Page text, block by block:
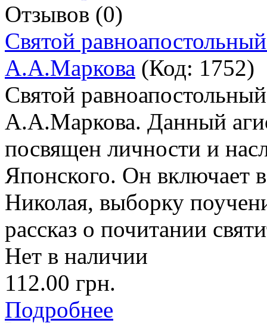
Отзывов (0)
Святой
А.А.Маркова (Код: 1752)
Святой
А.А.Маркова. Данный
посвящен личности и
Японского. Он включает
Николая, выборку
рассказ о почитании
Нет в наличии
112.00 грн.
Подробнее